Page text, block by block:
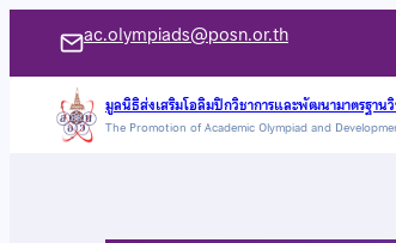
เนื้อหา
ac.olympiads@posn.or.th
มูลนิธิส่งเสริมโอลิมปิกวิชาการและพัฒนามาตรฐาน
The Promotion of Academic Olympiad and